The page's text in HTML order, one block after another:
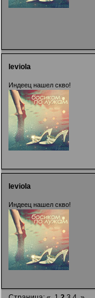
leviola
Индеец нашел скво!
leviola
Индеец нашел скво!